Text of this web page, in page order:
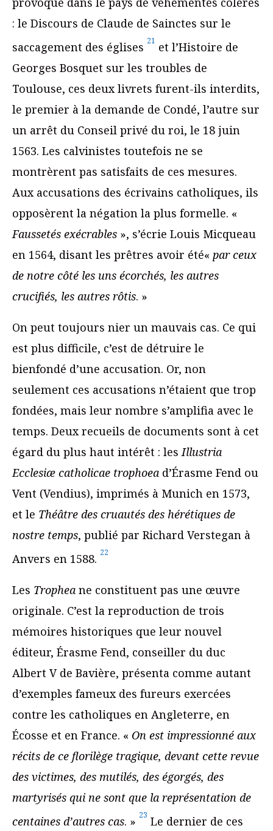
: le Discours de Claude de Sainctes sur le
saccagement des églises 21 et l’Histoire de
Georges Bosquet sur les troubles de
Toulouse, ces deux livrets furent-ils interdits,
le premier à la demande de Condé, l’autre sur
un arrêt du Conseil privé du roi, le 18 juin
1563. Les calvinistes toutefois ne se
montrèrent pas satisfaits de ces mesures.
Aux accusations des écrivains catholiques, ils
opposèrent la négation la plus formelle. «
Faussetés exécrables », s’écrie Louis Micqueau
en 1564, disant les prêtres avoir été« par ceux
de notre côté les uns écorchés, les autres
crucifiés, les autres rôtis. »
On peut toujours nier un mauvais cas. Ce qui
est plus difficile, c’est de détruire le
bienfondé d’une accusation. Or, non
seulement ces accusations n’étaient que trop
fondées, mais leur nombre s’amplifia avec le
temps. Deux recueils de documents sont à cet
égard du plus haut intérêt : lesIllustria
Ecclesiæ catholicae trophoea d’Érasme Fend ou
Vent (Vendius), imprimés à Munich en 1573,
et le Théâtre des cruautés des hérétiques de
nostre temps, publié par Richard Verstegan à
Anvers en 1588. 22
Les Trophea ne constituent pas une œuvre
originale. C’est la reproduction de trois
mémoires historiques que leur nouvel
éditeur, Érasme Fend, conseiller du duc
Albert V de Bavière, présenta comme autant
d’exemples fameux des fureurs exercées
contre les catholiques en Angleterre, en
Écosse et en France. « On est impressionné aux
récits de ce florilège tragique, devant cette revue
des victimes, des mutilés, des égorgés, des
martyrisés qui ne sont que la représentation de
centaines d’autres cas. » 23 Le dernier de ces